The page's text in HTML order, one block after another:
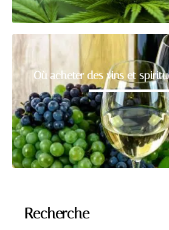
Où acheter des vins et
Recherche